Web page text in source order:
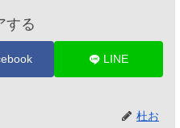
する
LINE
杜お